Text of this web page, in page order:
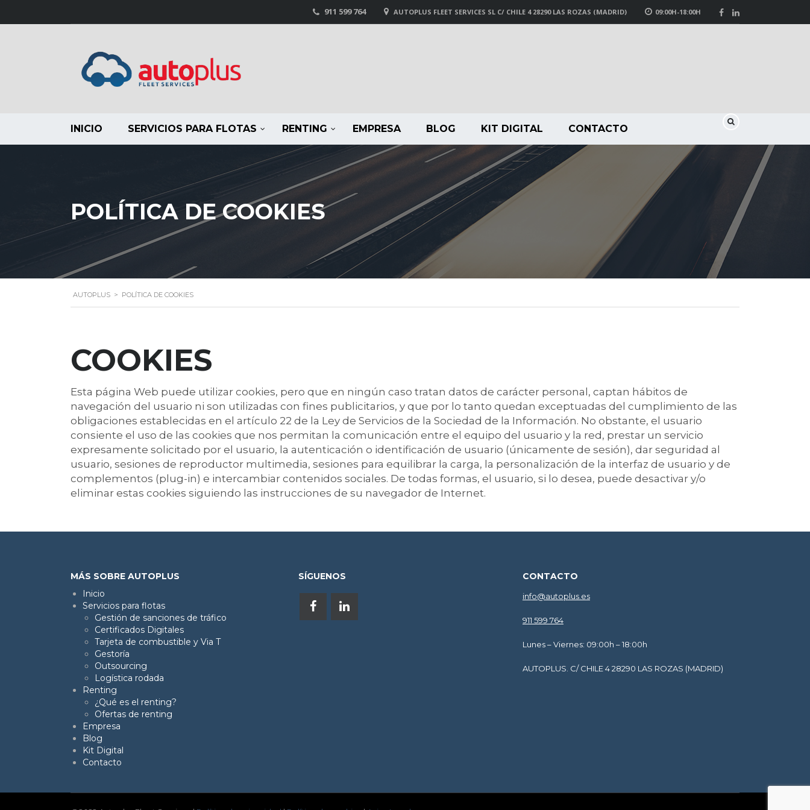
09:00H-18:00H
AUTOPLUS FLEET SERVICES SL C/ CHILE 4 28290 LAS ROZAS (MADRID)
911 599 764
INICIO SERVICIOS PARA FLOTAS RENTING EMPRESA BLOG KIT DIGITAL CONTACTO
POLÍTICA DE COOKIES
AUTOPLUS > POLÍTICA DE COOKIES
COOKIES
Esta página Web puede utilizar cookies, pero que en ningún caso tratan datos de carácter personal, captan hábitos de
navegación del usuario ni son utilizadas con fines publicitarios, y que por lo tanto quedan exceptuadas del cumplimiento de las
obligaciones establecidas en el artículo 22 de la Ley de Servicios de la Sociedad de la Información. No obstante, el usuario
consiente el uso de las cookies que nos permitan la comunicación entre el equipo del usuario y la red, prestar un servicio
expresamente solicitado por el usuario, la autenticación o identificación de usuario (únicamente de sesión), dar seguridad al
usuario, sesiones de reproductor multimedia, sesiones para equilibrar la carga, la personalización de la interfaz de usuario y de
complementos (plug-in) e intercambiar contenidos sociales. De todas formas, el usuario, si lo desea, puede desactivar y/o
eliminar estas cookies siguiendo las instrucciones de su navegador de Internet.
MÁS SOBRE AUTOPLUS
Inicio
Servicios para flotas
Gestión de sanciones de tráfico
Certificados Digitales
Tarjeta de combustible y Via T
Gestoría
Outsourcing
Logística rodada
Renting
¿Qué es el renting?
Ofertas de renting
Empresa
Blog
Kit Digital
Contacto
SÍGUENOS CONTACTO
info@autoplus.es
911 599 764
Lunes – Viernes: 09:00h – 18:00h
AUTOPLUS. C/ CHILE 4 28290 LAS ROZAS (MADRID)